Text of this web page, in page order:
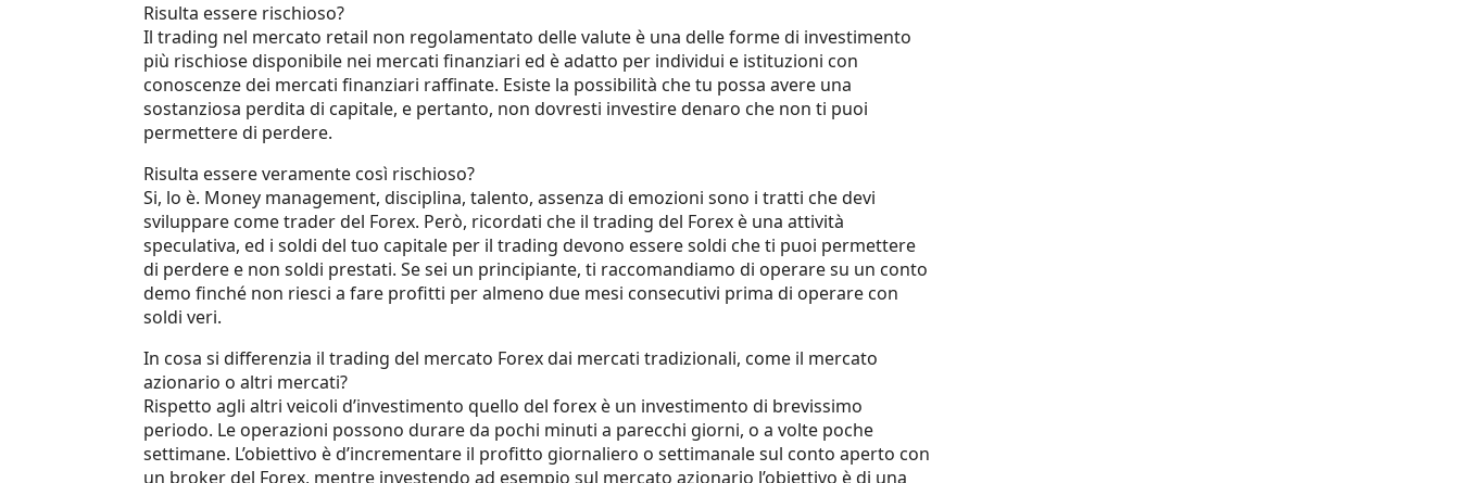
Risulta essere rischioso?
Il trading nel mercato retail non regolamentato delle valute è una delle forme di investimento
più rischiose disponibile nei mercati finanziari ed è adatto per individui e istituzioni con
conoscenze dei mercati finanziari raffinate. Esiste la possibilità che tu possa avere una
sostanziosa perdita di capitale, e pertanto, non dovresti investire denaro che non ti puoi
permettere di perdere.
Risulta essere veramente così rischioso?
Si, lo è. Money management, disciplina, talento, assenza di emozioni sono i tratti che devi
sviluppare come trader del Forex. Però, ricordati che il trading del Forex è una attività
speculativa, ed i soldi del tuo capitale per il trading devono essere soldi che ti puoi permettere
di perdere e non soldi prestati. Se sei un principiante, ti raccomandiamo di operare su un conto
demo finché non riesci a fare profitti per almeno due mesi consecutivi prima di operare con
soldi veri.
In cosa si differenzia il trading del mercato Forex dai mercati tradizionali, come il mercato
azionario o altri mercati?
Rispetto agli altri veicoli d’investimento quello del forex è un investimento di brevissimo
periodo. Le operazioni possono durare da pochi minuti a parecchi giorni, o a volte poche
settimane. L’obiettivo è d’incrementare il profitto giornaliero o settimanale sul conto aperto con
un broker del Forex, mentre investendo ad esempio sul mercato azionario l’obiettivo è di una